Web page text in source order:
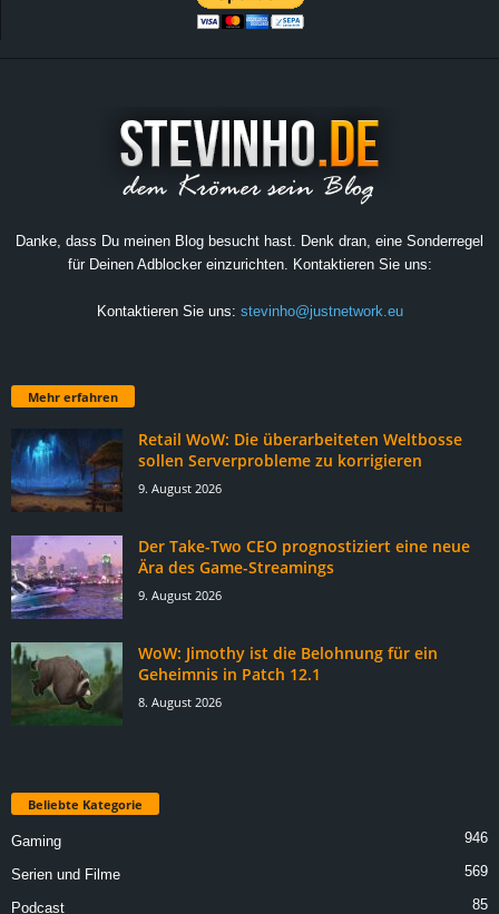
Danke, dass Du meinen Blog besucht hast. Denk dran, eine Sonderregel
für Deinen Adblocker einzurichten. Kontaktieren Sie uns:
Kontaktieren Sie uns: stevinho@justnetwork.eu
Mehr erfahren
Retail WoW: Die überarbeiteten Weltbosse
sollen Serverprobleme zu korrigieren
9. August 2026
Der Take-Two CEO prognostiziert eine neue
Ära des Game-Streamings
9. August 2026
WoW: Jimothy ist die Belohnung für ein
Geheimnis in Patch 12.1
8. August 2026
Beliebte Kategorie
Gaming 946
Serien und Filme 569
Podcast 85